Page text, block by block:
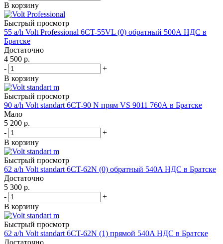
В корзину
Быстрый просмотр
55 a/h Volt Professional 6CT-55VL (0) обратный 500А НДС в
Братске
Достаточно
4 500 р.
-
+
В корзину
Быстрый просмотр
90 a/h Volt standart 6CT-90 N прям VS 9011 760А в Братске
Мало
5 200 р.
-
+
В корзину
Быстрый просмотр
62 a/h Volt standart 6CT-62N (0) обратный 540A НДС в Братске
Достаточно
5 300 р.
-
+
В корзину
Быстрый просмотр
62 a/h Volt standart 6CT-62N (1) прямой 540A НДС в Братске
Достаточно